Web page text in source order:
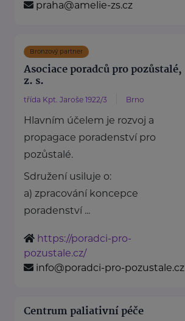
praha@amelie-zs.cz
Bronzový partner
Asociace poradců pro pozůstalé,
z. s.
třída Kpt. Jaroše 1922/3 Brno
Hlavním účelem je rozvoj a
propagace poradenství pro
pozůstalé.
Sdružení usiluje o:
a) zpracování koncepce
poradenství ...
https://poradci-pro-
pozustale.cz/
info@poradci-pro-pozustale.cz
Centrum paliativní péče